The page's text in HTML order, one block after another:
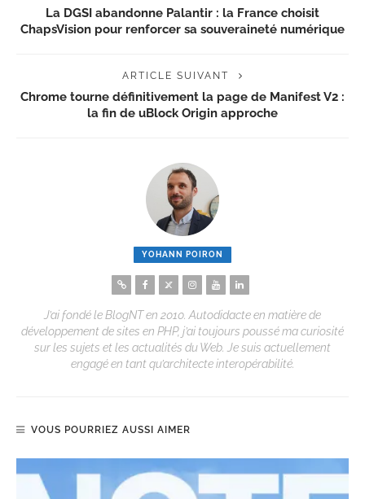
La DGSI abandonne Palantir : la France choisit
ChapsVision pour renforcer sa souveraineté numérique
ARTICLE SUIVANT
Chrome tourne définitivement la page de Manifest V2 :
la fin de uBlock Origin approche
YOHANN POIRON
J’ai fondé le BlogNT en 2010. Autodidacte en matière de
développement de sites en PHP, j’ai toujours poussé ma curiosité
sur les sujets et les actualités du Web. Je suis actuellement
engagé en tant qu’architecte interopérabilité.
VOUS POURRIEZ AUSSI AIMER